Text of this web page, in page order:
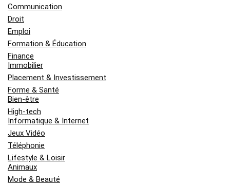
Communication
Droit
Emploi
Formation & Éducation
Finance
Immobilier
Placement & Investissement
Forme & Santé
Bien-être
High-tech
Informatique & Internet
Jeux Vidéo
Téléphonie
Lifestyle & Loisir
Animaux
Mode & Beauté